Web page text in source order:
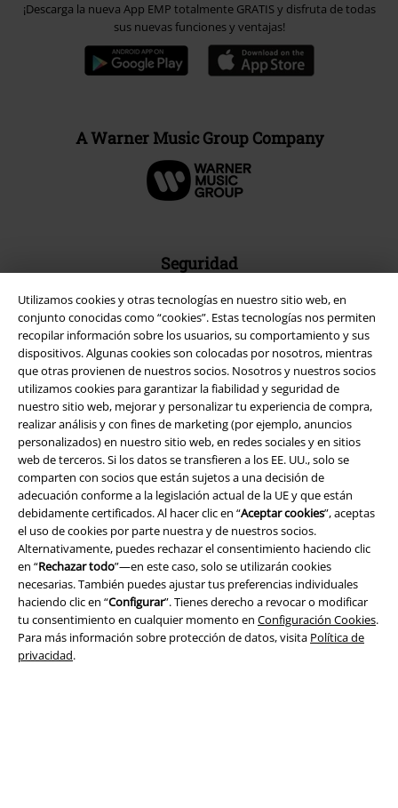
Utilizamos cookies y otras tecnologías en nuestro sitio web, en
conjunto conocidas como “cookies”. Estas tecnologías nos permiten
recopilar información sobre los usuarios, su comportamiento y sus
dispositivos. Algunas cookies son colocadas por nosotros, mientras
que otras provienen de nuestros socios. Nosotros y nuestros socios
utilizamos cookies para garantizar la fiabilidad y seguridad de
nuestro sitio web, mejorar y personalizar tu experiencia de compra,
realizar análisis y con fines de marketing (por ejemplo, anuncios
personalizados) en nuestro sitio web, en redes sociales y en sitios
web de terceros. Si los datos se transfieren a los EE. UU., solo se
comparten con socios que están sujetos a una decisión de
adecuación conforme a la legislación actual de la UE y que están
debidamente certificados. Al hacer clic en “Aceptar cookies”, aceptas
el uso de cookies por parte nuestra y de nuestros socios.
Alternativamente, puedes rechazar el consentimiento haciendo clic
en “Rechazar todo”—en este caso, solo se utilizarán cookies
necesarias. También puedes ajustar tus preferencias individuales
haciendo clic en “Configurar”. Tienes derecho a revocar o modificar
tu consentimiento en cualquier momento en Configuración Cookies.
Para más información sobre protección de datos, visita Política de
privacidad.
¡Descarga la nueva App EMP totalmente GRATIS y disfruta de todas
sus nuevas funciones y ventajas!
A Warner Music Group Company
Seguridad
Legal
Términos y Condiciones
Aviso Legal
Ley protección de datos